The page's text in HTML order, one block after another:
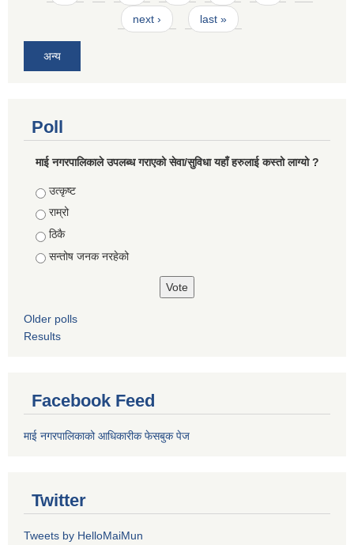
next › last »
अन्य
Poll
माई नगरपालिकाले उपलब्ध गराएको सेवा/सुविधा यहाँ हरुलाई कस्तो लाग्यो ?
Choices
उत्कृष्ट
राम्रो
ठिकै
सन्तोष जनक नरहेको
Older polls
Results
Facebook Feed
माई नगरपालिकाको आधिकारीक फेसबुक पेज
Twitter
Tweets by HelloMaiMun